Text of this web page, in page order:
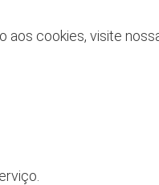
cookies, visite